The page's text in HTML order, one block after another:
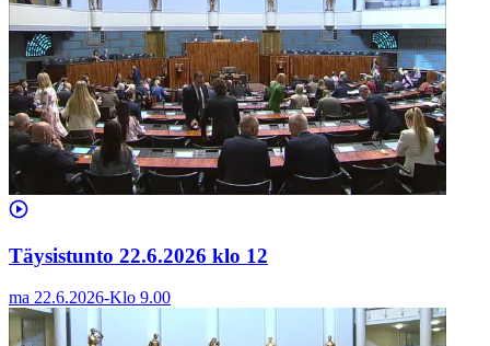
Täysistunto 22.6.2026 klo 12
ma 22.6.2026-Klo 9.00